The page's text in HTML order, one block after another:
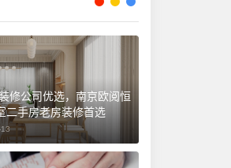
修公司优选，南京欧阅恒
二手房老房装修首选